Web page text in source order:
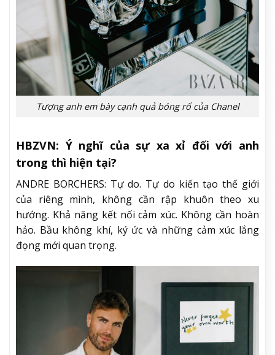
Tượng anh em bày cạnh quả bóng rổ của Chanel
HBZVN: Ý nghĩ của sự xa xỉ đối với anh
trong thì hiện tại?
ANDRE BORCHERS: Tự do. Tự do kiến tạo thế giới
của riêng mình, không cần rập khuôn theo xu
hướng. Khả năng kết nối cảm xúc. Không cần hoàn
hảo. Bầu không khí, ký ức và những cảm xúc lắng
đọng mới quan trọng.